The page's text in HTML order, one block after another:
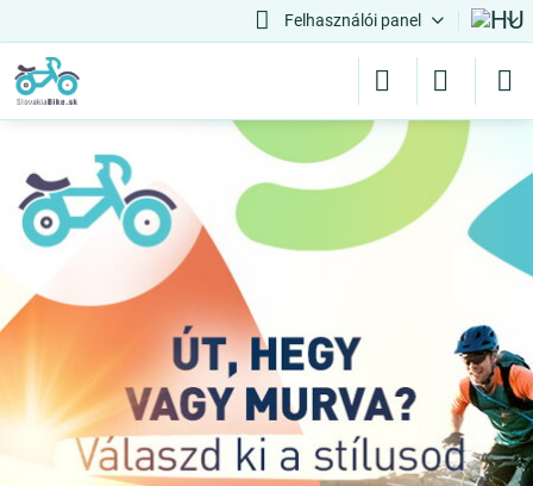
Felhasználói panel